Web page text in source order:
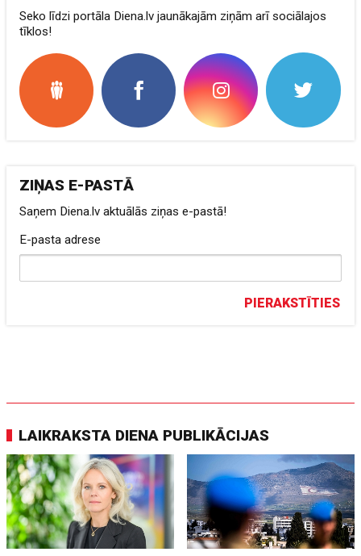
Seko līdzi portāla Diena.lv jaunākajām ziņām arī sociālajos
tīklos!
ZIŅAS E-PASTĀ
Saņem Diena.lv aktuālās ziņas e-pastā!
E-pasta adrese
PIERAKSTĪTIES
LAIKRAKSTA DIENA PUBLIKĀCIJAS